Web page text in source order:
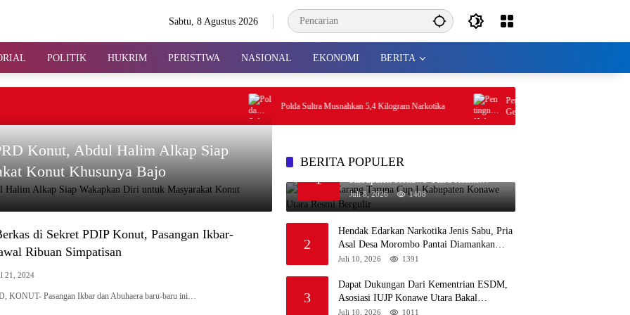
Sabtu, 8 Agustus 2026
POLITIK HUKRIM PERISTIWA NASIONAL EKONOMI BERITA
Polda Sultra Musnahkan 5,4 Kilogram Narkotika
Pentingnya Hidup Sehat, Sidokkes
Gelar Edukasi Penyakit Jantung Koroner
Personil
Konut, Abdul Halim Alkap Siap
Konut Khusunya Bajo
di Sekret PDIP Konut, Pasangan Ikbar-
Ribuan Simpatisan
21, 2024
KONUT- Pasangan Ikbar dan Abuhaera baru-baru ini…
BERITA POPULER
1
Perdana, Karang Taruna Cup I
Kabupaten Konawe Utara Resmi
Bergulir
Juli 8, 2026 1408
2
Hendak Edarkan Narkotika Jenis Sabu, Pria
Asal Desa Morombo Pantai Diamankan
Polisi
Juli 10, 2026 1391
3
Dapat Dukungan Dari Kementrian ESDM,
Asosiasi IUJP Konawe Utara Bakal
Kunjungi Pemegang IUP di Konut
Juli 10, 2026 1011